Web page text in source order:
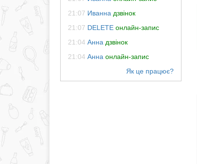
21:07 Иванна дзвінок
21:07 DELETE онлайн-запис
21:04 Анна дзвінок
21:04 Анна онлайн-запис